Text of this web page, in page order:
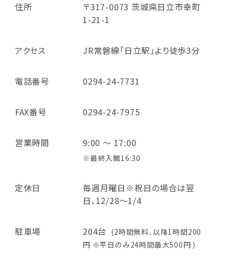
住所
〒317-0073 茨城県日立市幸町
1-21-1
アクセス JR常磐線「日立駅」より徒歩3分
電話番号 0294-24-7731
FAX番号 0294-24-7975
営業時間 9:00 ～ 17:00
※最終入館16:30
定休日
毎週月曜日※祝日の場合は翌
日、12/28～1/4
駐車場 204台 (2時間無料、以降1時間200
円 ※平日のみ24時間最大500円 )